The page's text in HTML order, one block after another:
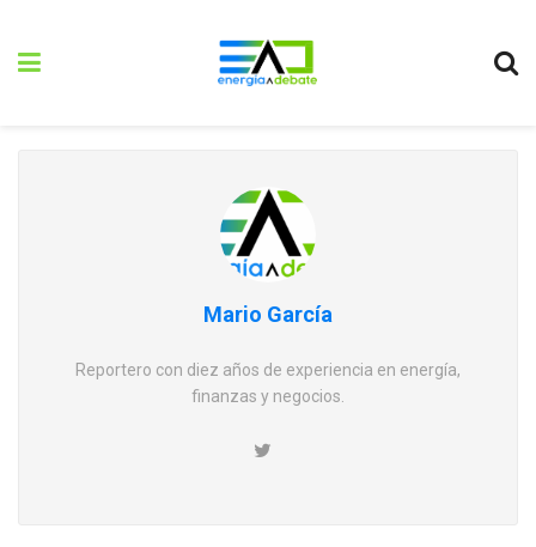
Mario García
Reportero con diez años de experiencia en energía,
finanzas y negocios.